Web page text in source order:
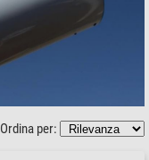
Ordina per: